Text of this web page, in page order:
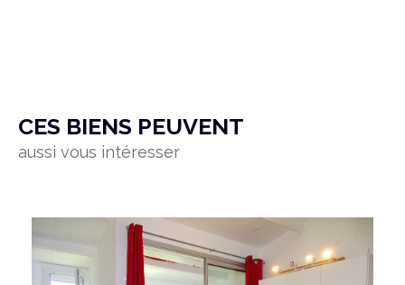
CES BIENS PEUVENT
aussi vous intéresser